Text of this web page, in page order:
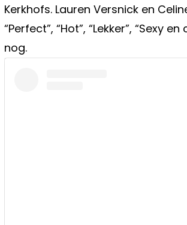
Kerkhofs. Lauren Versnick en
“Perfect”, “Hot”, “Lekker”, “Sexy
nog.